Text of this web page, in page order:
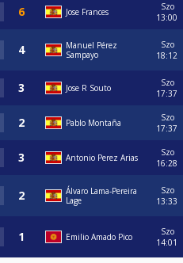
Jose Frances
Szo
13:00
Manuel Pérez
Sampayo
Szo
18:12
Jose R Souto
Szo
17:37
Pablo Montaña
Szo
17:37
Antonio Perez Arias
Szo
16:28
Álvaro Lama-Pereira
Lage
Szo
13:33
Emilio Amado Pico
Szo
14:01